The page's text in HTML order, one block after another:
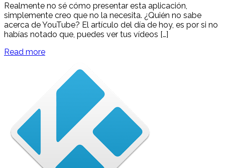
Realmente no sé cómo presentar esta aplicación,
simplemente creo que no la necesita. ¿Quién no sabe
acerca de YouTube? El artículo del día de hoy, es por si no
habías notado que, puedes ver tus vídeos […]
Read more